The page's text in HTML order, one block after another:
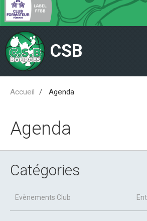
CSB
Accueil Agenda
Agenda
Catégories
Evènements Club